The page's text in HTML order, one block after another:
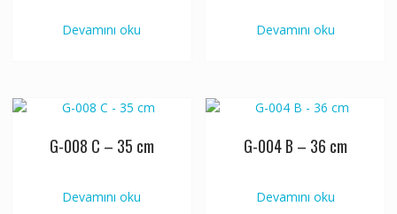
Devamını oku Devamını oku
G-008 C – 35 cm
Devamını oku
G-004 B – 36 cm
Devamını oku